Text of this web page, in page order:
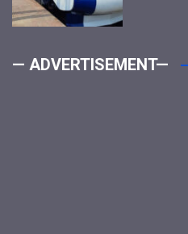
— ADVERTISEMENT—